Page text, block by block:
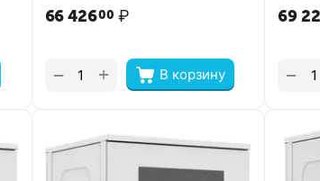
66 42600 ₽
В корзину
+
−
69
−